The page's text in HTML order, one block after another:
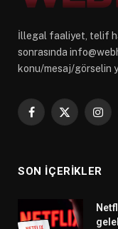
İllegal faaliyet, telif
sonrasında
konu/mesaj/görselin
Facebook
X
SON İÇERIKLER